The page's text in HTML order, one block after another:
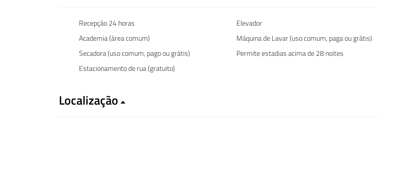
Recepção 24 horas
Elevador
Academia (área comum)
Máquina de Lavar (uso comum, paga ou grátis)
Secadora (uso comum, pago ou grátis)
Permite estadias acima de 28 noites
Estacionamento de rua (gratuito)
Localização